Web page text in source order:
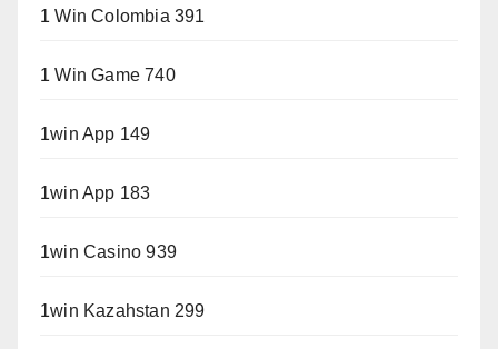
1 Win Colombia 391
1 Win Game 740
1win App 149
1win App 183
1win Casino 939
1win Kazahstan 299